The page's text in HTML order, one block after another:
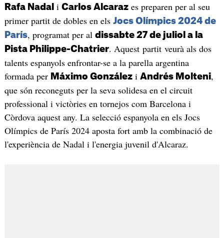
Rafa Nadal i Carlos Alcarazes preparen per al seu
primer partit de dobles en els Jocs Olímpics 2024 de
París, programat per al dissabte 27 de juliol a la
Pista Philippe-Chatrier. Aquest partit veurà als dos
talents espanyols enfrontar-se a la parella argentina
formada per Máximo Gonzálezi Andrés Molteni,
que són reconeguts per la seva solidesa en el circuit
professional i victòries en tornejos com Barcelona i
Còrdova aquest any. La selecció espanyola en els Jocs
Olímpics de París 2024 aposta fort amb la combinació de
l'experiència de Nadal i l'energia juvenil d'Alcaraz.